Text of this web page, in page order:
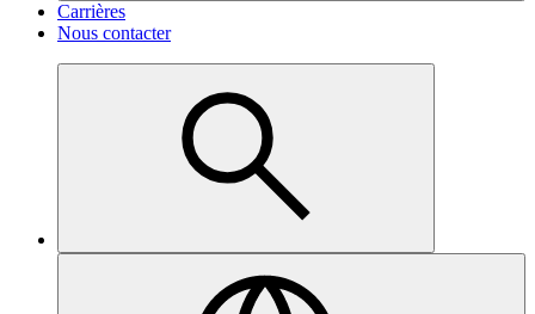
Carrières
Nous contacter